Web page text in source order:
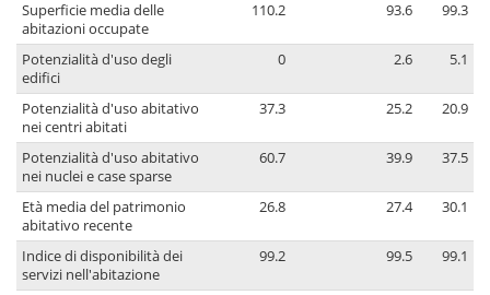
Superficie media delle
abitazioni occupate
110.2 93.6 99.3
Potenzialità d'uso degli
edifici
0 2.6 5.1
Potenzialità d'uso abitativo
nei centri abitati
37.3 25.2 20.9
Potenzialità d'uso abitativo
nei nuclei e case sparse
60.7 39.9 37.5
Età media del patrimonio
abitativo recente
26.8 27.4 30.1
Indice di disponibilità dei
servizi nell'abitazione
99.2 99.5 99.1